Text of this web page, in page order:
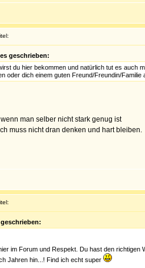
geschrieben:
du hier bekommen und natürlich tut es auch
oder dich einem guten Freund/Freundin/
man selber nicht stark genug ist
muss nicht dran denken und hart bleiben.
im Forum und Respekt. Du hast den
Jahren hin...! Find ich echt super